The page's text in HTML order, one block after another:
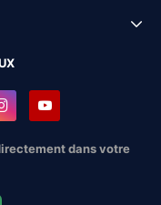
dans votre